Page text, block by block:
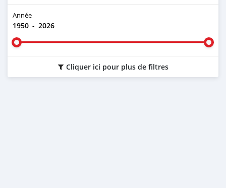
Année
1950 - 2026
Cliquer ici pour plus de filtres